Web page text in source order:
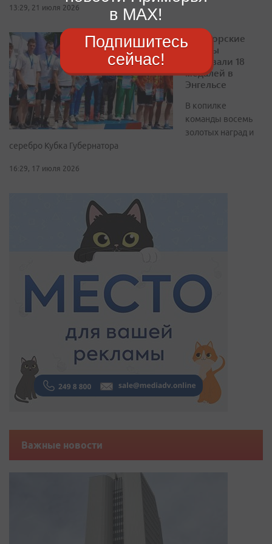
13:29, 21 июля 2026
Приморские
гребцы
завоевали 18
медалей в
Энгельсе
В копилке
команды восемь
золотых наград и
серебро Кубка Губернатора
16:29, 17 июля 2026
Важные новости
в MAX!
Подпишитесь
сейчас!